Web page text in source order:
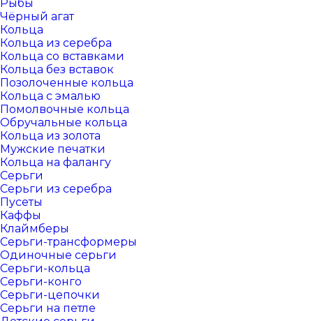
Рыбы
Чёрный агат
Кольца
Кольца из серебра
Кольца со вставками
Кольца без вставок
Позолоченные кольца
Кольца с эмалью
Помолвочные кольца
Обручальные кольца
Кольца из золота
Мужские печатки
Кольца на фалангу
Серьги
Серьги из серебра
Пусеты
Каффы
Клаймберы
Серьги-трансформеры
Одиночные серьги
Серьги-кольца
Серьги-конго
Серьги-цепочки
Серьги на петле